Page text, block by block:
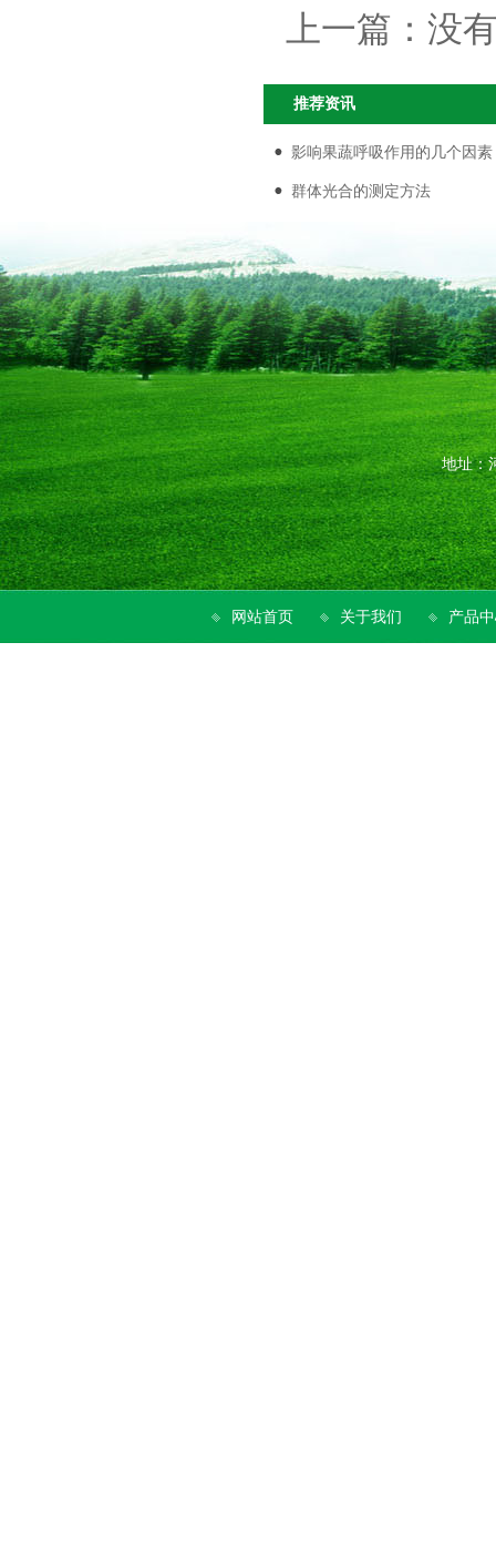
上一篇： 没
推荐资讯
影响果蔬呼吸作用的几个因素
群体光合的测定方法
地址：
网站首页 关于我们 产品